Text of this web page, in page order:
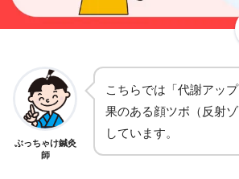
ぶっちゃけ鍼灸
師
こちらでは「代謝アッ
果のある顔ツボ（反射
しています。